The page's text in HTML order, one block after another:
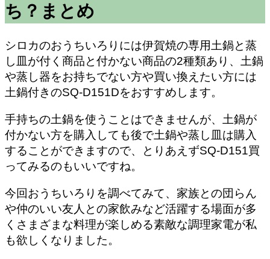
ち？まとめ
シロカのおうちいろりには伊賀焼の専用土鍋と蒸
し皿が付く商品と付かない商品の2種類あり、土鍋
や蒸し器をお持ちでない方や買い換えたい方には
土鍋付きのSQ-D151Dをおすすめします。
手持ちの土鍋を使うことはできませんが、土鍋が
付かない方を購入しても後で土鍋や蒸し皿は購入
することができますので、とりあえずSQ-D151買
ってみるのもいいですね。
今回おうちいろりを調べてみて、家族との団らん
や仲のいい友人との家飲みなど活躍する場面が多
くさまざまな料理が楽しめる素敵な調理家電が私
も欲しくなりました。